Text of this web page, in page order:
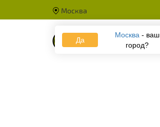
Москва
Да
Москва - ваш
город?